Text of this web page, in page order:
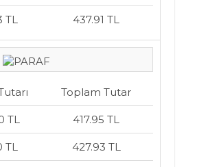
TL 437.91 TL
Toplam Tutar
TL 417.95 TL
TL 427.93 TL